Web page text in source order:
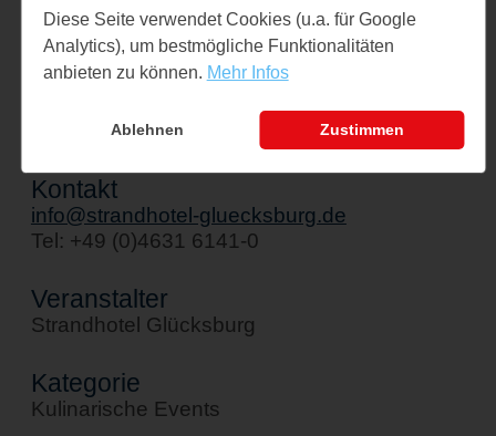
Strandhotel Glücksburg
Kirstenstraße 6
↪ Google Maps öffnen
Kontakt
info@strandhotel-gluecksburg.de
Tel: +49 (0)4631 6141-0
Veranstalter
Strandhotel Glücksburg
Kategorie
Kulinarische Events
Diese Seite verwendet Cookies (u.a. für Google
Analytics), um bestmögliche Funktionalitäten
anbieten zu können. Mehr Infos
Ablehnen Zustimmen